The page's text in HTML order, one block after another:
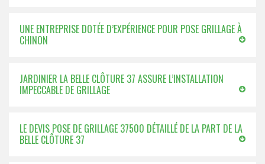
UNE ENTREPRISE DOTÉE D’EXPÉRIENCE POUR POSE GRILLAGE À
CHINON
JARDINIER LA BELLE CLÔTURE 37 ASSURE L’INSTALLATION
IMPECCABLE DE GRILLAGE
LE DEVIS POSE DE GRILLAGE 37500 DÉTAILLÉ DE LA PART DE LA
BELLE CLÔTURE 37